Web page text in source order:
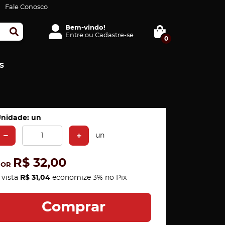
Fale Conosco
Bem-vindo!
Entreou Cadastre-se 0
un
un
R$ 32,00
vista R$ 31,04 economize3% no Pix
Comprar